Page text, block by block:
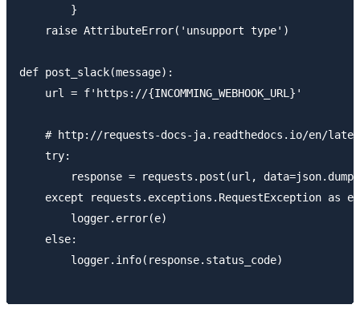
        }
    raise AttributeError('unsupport type')
def post_slack(message):
    url = f'https://{INCOMMING_WEBHOOK_URL}'
# http://requests-docs-ja.readthedocs.io/en/
    try:
response = requests.post(url,
    except requests.exceptions.RequestException as e:
        logger.error(e)
    else:
        logger.info(response.status_code)